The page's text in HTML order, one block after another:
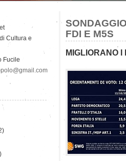
FDI E M5S
MIGLIORANO I
Cultura e
Fucile